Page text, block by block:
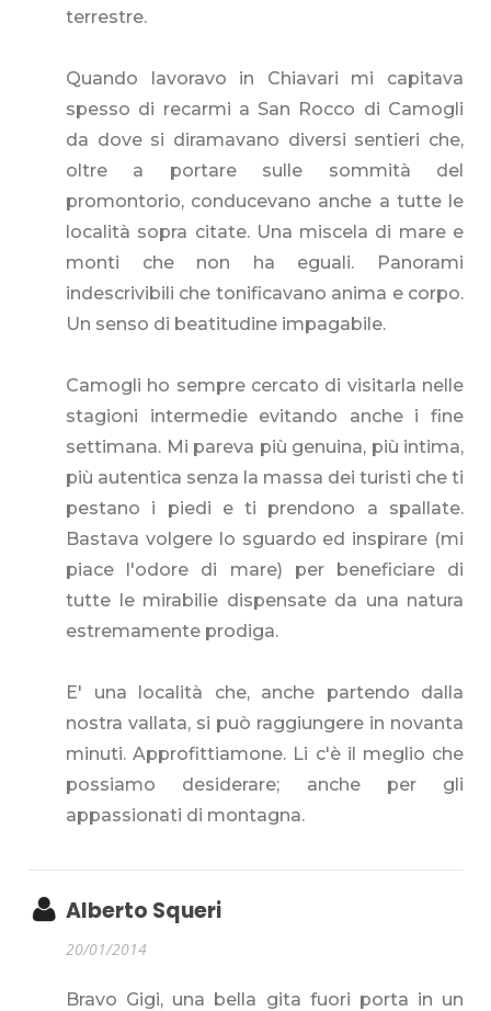
terrestre.
Quando lavoravo in Chiavari mi capitava
spesso di recarmi a San Rocco di Camogli
da dove si diramavano diversi sentieri che,
oltre a portare sulle sommità del
promontorio, conducevano anche a tutte le
località sopra citate. Una miscela di mare e
monti che non ha eguali. Panorami
indescrivibili che tonificavano anima e corpo.
Un senso di beatitudine impagabile.
Camogli ho sempre cercato di visitarla nelle
stagioni intermedie evitando anche i fine
settimana. Mi pareva più genuina, più intima,
più autentica senza la massa dei turisti che ti
pestano i piedi e ti prendono a spallate.
Bastava volgere lo sguardo ed inspirare (mi
piace l'odore di mare) per beneficiare di
tutte le mirabilie dispensate da una natura
estremamente prodiga.
E' una località che, anche partendo dalla
nostra vallata, si può raggiungere in novanta
minuti. Approfittiamone. Li c'è il meglio che
possiamo desiderare; anche per gli
appassionati di montagna.
Alberto Squeri
20/01/2014
Bravo Gigi, una bella gita fuori porta in un